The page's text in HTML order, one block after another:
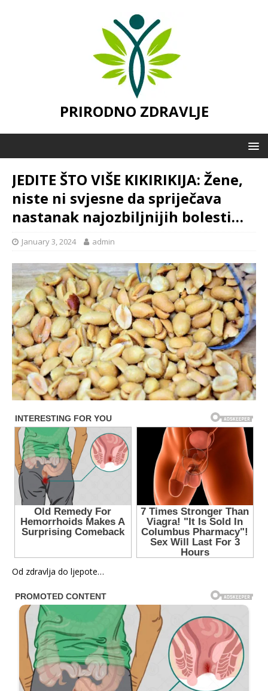
PRIRODNO ZDRAVLJE
JEDITE ŠTO VIŠE KIKIRIKIJA: Žene,
niste ni svjesne da spriječava
nastanak najozbiljnijih bolesti…
January 3, 2024 admin
Od zdravlja do ljepote…